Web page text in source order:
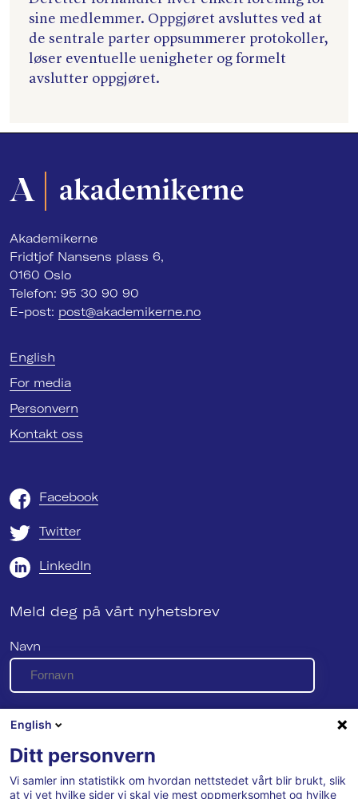
sine medlemmer. Oppgjøret avsluttes ved at
de sentrale parter oppsummerer protokoller,
løser eventuelle uenigheter og formelt
avslutter oppgjøret.
Akademikerne
Fridtjof Nansens plass 6,
0160 Oslo
Telefon: 95 30 90 90
E-post: post@akademikerne.no
English
For media
Personvern
Kontakt oss
Facebook
Twitter
LinkedIn
Meld deg på vårt nyhetsbrev
Navn
E-post
Se vår personvernerklæring her
English
Ditt personvern
Vi samler inn statistikk om hvordan nettstedet vårt blir brukt, slik
at vi vet hvilke sider vi skal vie mest oppmerksomhet og hvilke